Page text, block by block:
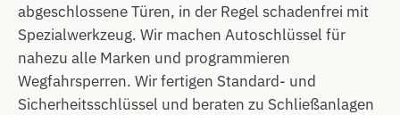
abgeschlossene Türen, in der Regel schadenfrei mit
Spezialwerkzeug. Wir machen Autoschlüssel für
nahezu alle Marken und programmieren
Wegfahrsperren. Wir fertigen Standard- und
Sicherheitsschlüssel und beraten zu Schließanlagen